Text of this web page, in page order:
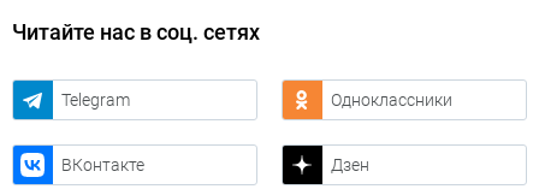
Читайте нас в соц. сетях
Telegram Одноклассники
ВКонтакте Дзен